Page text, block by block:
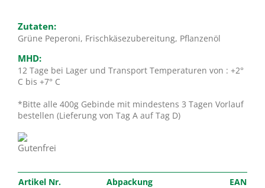
Zutaten:
Grüne Peperoni, Frischkäsezubereitung, Pflanzenöl
MHD:
12 Tage bei Lager und Transport Temperaturen von : +2°
C bis +7° C
*Bitte alle 400g Gebinde mit mindestens 3 Tagen Vorlauf
bestellen (Lieferung von Tag A auf Tag D)
Artikel Nr. Abpackung
EAN